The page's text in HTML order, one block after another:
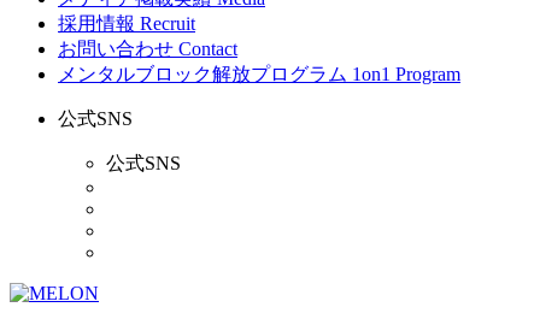
採用情報 Recruit
お問い合わせ Contact
メンタルブロック解放プログラム 1on1 Program
公式SNS
公式SNS